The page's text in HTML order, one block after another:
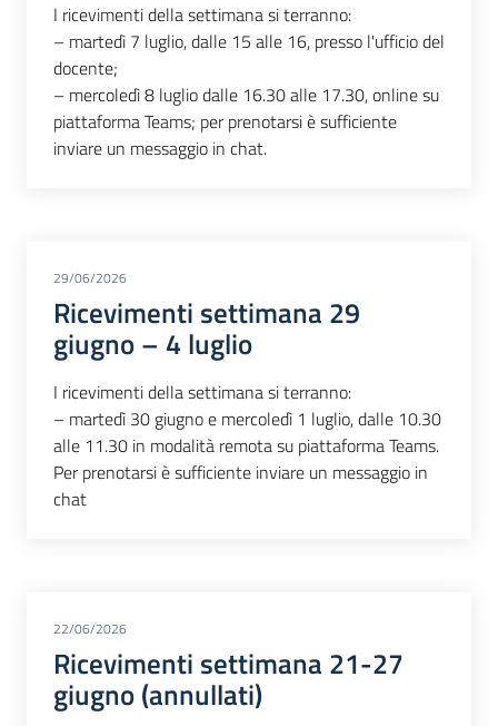
I ricevimenti della settimana si terranno:
– martedì 7 luglio, dalle 15 alle 16, presso l'ufficio del
docente;
– mercoledì 8 luglio dalle 16.30 alle 17.30, online su
piattaforma Teams; per prenotarsi è sufficiente
inviare un messaggio in chat.
29/06/2026
Ricevimenti settimana 29
giugno – 4 luglio
I ricevimenti della settimana si terranno:
– martedì 30 giugno e mercoledì 1 luglio, dalle 10.30
alle 11.30 in modalità remota su piattaforma Teams.
Per prenotarsi è sufficiente inviare un messaggio in
chat
22/06/2026
Ricevimenti settimana 21-27
giugno (annullati)